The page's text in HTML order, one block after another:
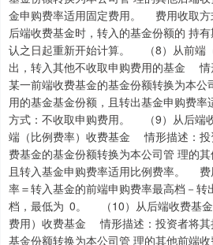
金申购费率适用固定费用。 费用收取方
后端收费基金时，转入的基金份额的 持
认之日起重新开始计算。 （8）从前端
出，转入其他不收取申购费用的基金 情
某一前端收费基金的基金份额转换为本
用的基金基金份额，且转出基金申购费
方式：不收取申购费用。 （9）从后端
端（比例费率）收费基金 情形描述：投
费基金的基金份额转换为本公司管 理的
且转入基金申购费率适用比例费率。 费
率＝转入基金的前端申购费率最高档－转
档，最低为 0。 （10）从后端收费基金
费用）收费基金 情形描述：投资者将其
基金份额转换为本公司管 理的其他前端